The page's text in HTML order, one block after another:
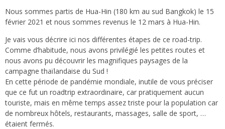
Nous sommes partis de Hua-Hin (180 km au sud Bangkok) le 15
février 2021 et nous sommes revenus le 12 mars à Hua-Hin.
Je vais vous décrire ici nos différentes étapes de ce road-trip.
Comme d’habitude, nous avons privilégié les petites routes et
nous avons pu découvrir les magnifiques paysages de la
campagne thaïlandaise du Sud !
En cette période de pandémie mondiale, inutile de vous préciser
que ce fut un roadtrip extraordinaire, car pratiquement aucun
touriste, mais en même temps assez triste pour la population car
de nombreux hôtels, restaurants, massages, salle de sport, …
étaient fermés.